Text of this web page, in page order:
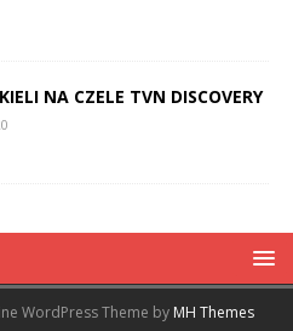
NA CZELE TVN DISCOVERY
WordPress Theme by MH Themes